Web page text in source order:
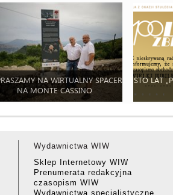
NA WIRTUALNY SPACER
NA MONTE CASSINO
STO LAT
Wydawnictwa WIW
Sklep Internetowy WIW
Prenumerata redakcyjna
czasopism WIW
Wydawnictwa specjalistyczne